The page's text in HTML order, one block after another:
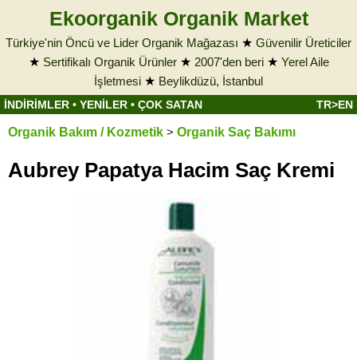
Ekoorganik Organik Market
Türkiye'nin Öncü ve Lider Organik Mağazası ★ Güvenilir Üreticiler
★ Sertifikalı Organik Ürünler★ 2007'den beri★ Yerel Aile
İşletmesi ★ Beylikdüzü, İstanbul
İNDİRİMLER • YENİLER • ÇOK SATAN TR>EN
Organik Bakım / Kozmetik > Organik Saç Bakımı
Aubrey Papatya Hacim Saç Kremi